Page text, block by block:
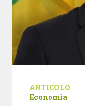
ARTICOLO
Economia